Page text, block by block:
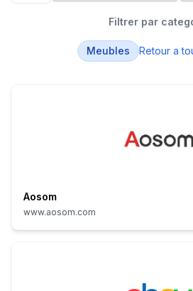
Filtrer par
Meubles Retour a
Aosom
www.aosom.com